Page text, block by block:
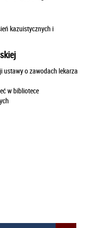
kazuistycznych i
ustawy o zawodach lekarza
w bibliotece